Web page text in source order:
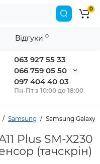
063 927 55 33
066 759 05 50
097 404 40 03
Пн-Пт з 10:00 до 18:00
0
Samsung Samsung Galaxy
Plus SM-X230
(тачскрін)
Відгуки 0